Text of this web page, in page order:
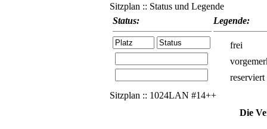
Sitzplan :: Status und Legende
Status:
Legende:
frei
reserviert
Sitzplan :: 1024LAN #14++
Die